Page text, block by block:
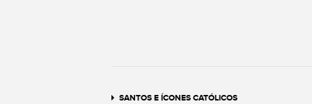
SANTOS E ÍCONES CATÓLICOS